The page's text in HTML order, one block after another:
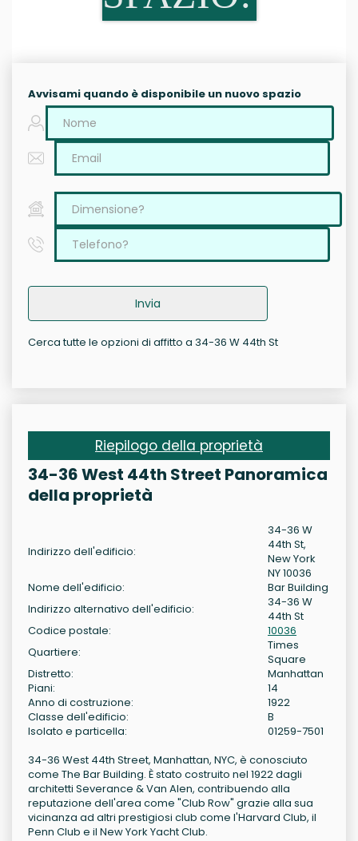
Avvisami quando è disponibile un nuovo spazio
Invia
Cerca tutte le opzioni di affitto a 34-36 W 44th St
Riepilogo della proprietà
34-36 West 44th Street Panoramica
della proprietà
Indirizzo dell'edificio:
34-36 W
44th St,
New York
NY 10036
Nome dell'edificio:
Bar Building
Indirizzo alternativo dell'edificio:
34-36 W
44th St
Codice postale:
10036
Quartiere:
Times
Square
Distretto:
Manhattan
Piani:
14
Anno di costruzione:
1922
Classe dell'edificio:
B
Isolato e particella:
01259-7501
34-36 West 44th Street, Manhattan, NYC, è conosciuto
come The Bar Building. È stato costruito nel 1922 dagli
architetti Severance & Van Alen, contribuendo alla
reputazione dell'area come "Club Row" grazie alla sua
vicinanza ad altri prestigiosi club come l'Harvard Club, il
Penn Club e il New York Yacht Club.